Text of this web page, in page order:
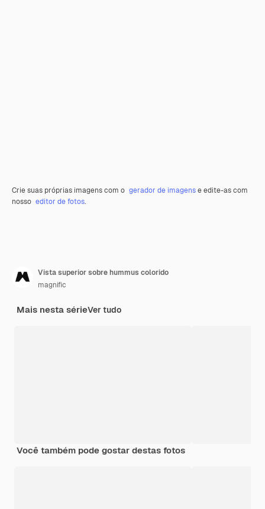
Crie suas próprias imagens com o gerador de imagense edite-as com
nosso editor de fotos.
Vista superior sobre hummus colorido
magnific
Mais nesta sérieVer tudo
Você também pode gostar destas fotos